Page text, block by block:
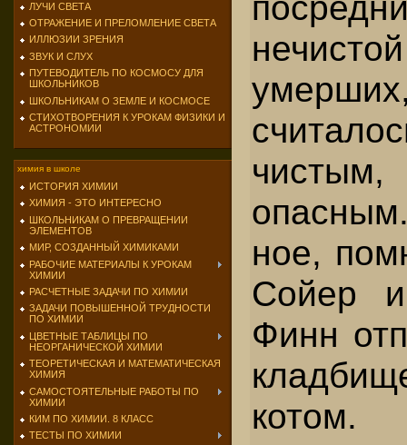
ЛУЧИ СВЕТА
ОТРАЖЕНИЕ И ПРЕЛОМЛЕНИЕ СВЕТА
ИЛЛЮЗИИ ЗРЕНИЯ
ЗВУК И СЛУХ
ПУТЕВОДИТЕЛЬ ПО КОСМОСУ ДЛЯ
ШКОЛЬНИКОВ
ШКОЛЬНИКАМ О ЗЕМЛЕ И КОСМОСЕ
СТИХОТВОРЕНИЯ К УРОКАМ ФИЗИКИ И
АСТРОНОМИИ
химия в школе
ИСТОРИЯ ХИМИИ
ХИМИЯ - ЭТО ИНТЕРЕСНО
ШКОЛЬНИКАМ О ПРЕВРАЩЕНИИ
ЭЛЕМЕНТОВ
МИР, СОЗДАННЫЙ ХИМИКАМИ
РАБОЧИЕ МАТЕРИАЛЫ К УРОКАМ
ХИМИИ
РАСЧЕТНЫЕ ЗАДАЧИ ПО ХИМИИ
ЗАДАЧИ ПОВЫШЕННОЙ ТРУДНОСТИ
ПО ХИМИИ
ЦВЕТНЫЕ ТАБЛИЦЫ ПО
НЕОРГАНИЧЕСКОЙ ХИМИИ
ТЕОРЕТИЧЕСКАЯ И МАТЕМАТИЧЕСКАЯ
ХИМИЯ
САМОСТОЯТЕЛЬНЫЕ РАБОТЫ ПО
ХИМИИ
КИМ ПО ХИМИИ. 8 КЛАСС
ТЕСТЫ ПО ХИМИИ
ное,
Сойер и
Финн
котом.